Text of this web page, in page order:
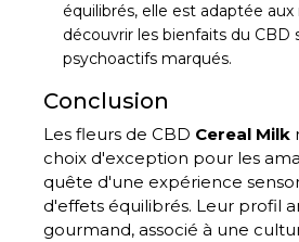
équilibrés, elle est adaptée
découvrir les bienfaits du CBD
psychoactifs marqués.
Conclusion
Les fleurs de CBD Cereal Milk
choix d'exception pour les
quête d'une expérience
d'effets équilibrés. Leur profil
gourmand, associé à une